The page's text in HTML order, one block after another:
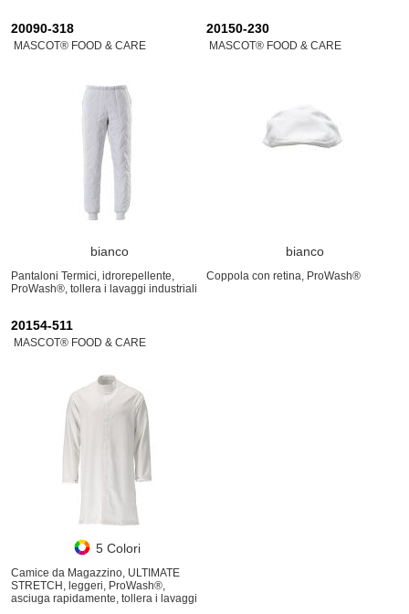
20090-318
MASCOT® FOOD & CARE
bianco
Pantaloni Termici, idrorepellente,
ProWash®, tollera i lavaggi industriali
20150-230
MASCOT® FOOD & CARE
bianco
Coppola con retina, ProWash®
20154-511
MASCOT® FOOD & CARE
5 Colori
Camice da Magazzino, ULTIMATE
STRETCH, leggeri, ProWash®,
asciuga rapidamente, tollera i lavaggi